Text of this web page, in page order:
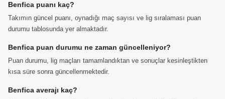
Benfica puanı kaç?
Takımın güncel puanı, oynadığı maç sayısı ve lig sıralaması puan
durumu tablosunda yer almaktadır.
Benfica puan durumu ne zaman güncelleniyor?
Puan durumu, lig maçları tamamlandıktan ve sonuçlar kesinleştikten
kısa süre sonra güncellenmektedir.
Benfica averajı kaç?